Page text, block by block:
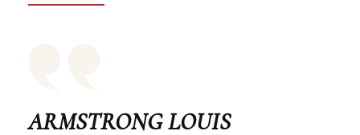
ARMSTRONG LOUIS